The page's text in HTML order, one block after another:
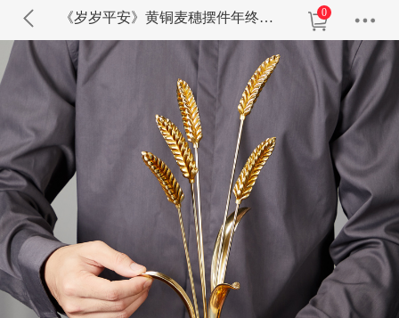
《岁岁平安》黄铜麦穗摆件年终礼品 0